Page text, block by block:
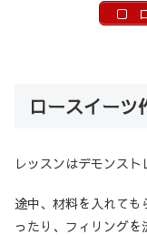
ロースイーツ
レッスンはデモンスト
途中、材料を入れても
ったり、フィリング